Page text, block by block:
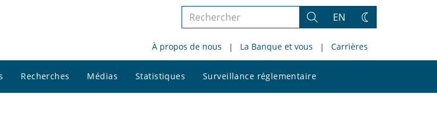
Rechercher
le
site
Rechercher
EN
Changez
thème
À propos de nous La Banque et vous Carrières
Recherches Médias Statistiques Surveillance réglementaire
le